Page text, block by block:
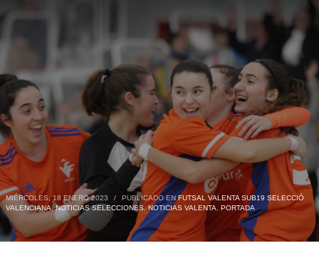
MIÉRCOLES, 18 ENERO 2023 / PUBLICADO ENFUTSAL VALENTA SUB19 SELECCIÓ
VALENCIANA,NOTICIAS SELECCIONES,NOTICIAS VALENTA, PORTADA